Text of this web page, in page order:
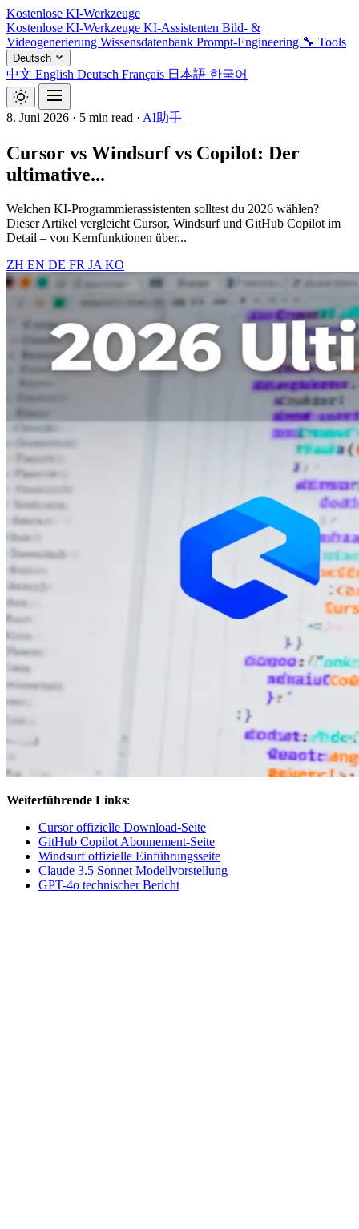
Kostenlose KI-Werkzeuge
Kostenlose KI-Werkzeuge KI-Assistenten Bild- &
Videogenerierung Wissensdatenbank Prompt-Engineering 🔧 Tools
Deutsch
中文 English Deutsch Français 日本語 한국어
8. Juni 2026 · 5 min read · AI助手
Cursor vs Windsurf vs Copilot: Der
ultimative...
Welchen KI-Programmierassistenten solltest du 2026 wählen?
Dieser Artikel vergleicht Cursor, Windsurf und GitHub Copilot im
Detail – von Kernfunktionen über...
ZH EN DE FR JA KO
Weiterführende Links:
Cursor offizielle Download-Seite
GitHub Copilot Abonnement-Seite
Windsurf offizielle Einführungsseite
Claude 3.5 Sonnet Modellvorstellung
GPT-4o technischer Bericht